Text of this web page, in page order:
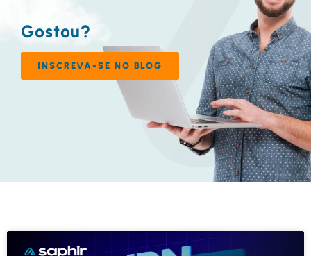
Gostou?
INSCREVA-SE NO BLOG